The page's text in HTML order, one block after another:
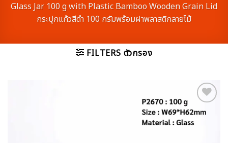
Glass Jar 100 g with Plastic Bamboo Wooden Grain Lid
กระปุกแก้วสีดำ 100 กรัมพร้อมฝาพลาสติกลายไม้
FILTERS ตัวกรอง